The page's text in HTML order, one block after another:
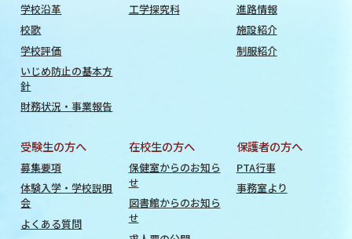
学校沿革
校歌
学校評価
いじめ防止の基本方
針
財務状況・事業報告
工学探究科
進路情報
施設紹介
制服紹介
受験生の方へ
募集要項
体験入学・学校説明
会
よくある質問
在校生の方へ
保健室からのお知ら
せ
図書館からのお知ら
せ
保護者の方へ
PTA行事
事務室より